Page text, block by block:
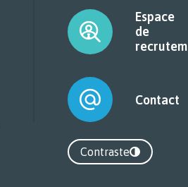
Espace
de
Contact
ContrasteContraste